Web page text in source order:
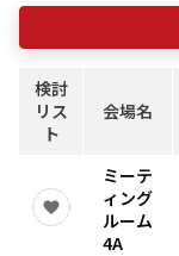
検討
リス
ト
会場名
ミーテ
ィング
ルーム
4A